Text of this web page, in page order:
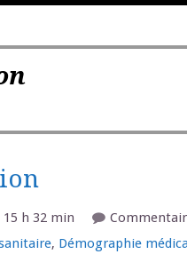
15 h 32 min
, Démographie